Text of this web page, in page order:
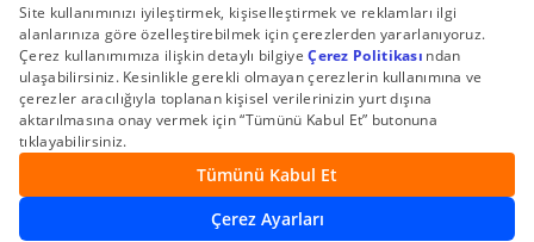
Duyurular ve Kampanyalar
© 2026 Gedik Yatırım Menkul Değerler AŞ. Tüm Hakları